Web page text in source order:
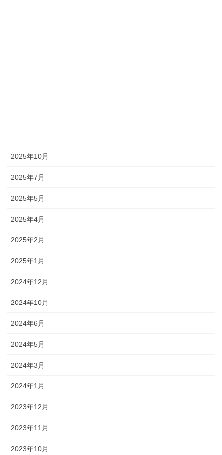
2025年10月
2025年7月
2025年5月
2025年4月
2025年2月
2025年1月
2024年12月
2024年10月
2024年6月
2024年5月
2024年3月
2024年1月
2023年12月
2023年11月
2023年10月